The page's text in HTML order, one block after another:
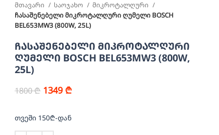
მთავარი საოჯახო
მიკროტალღური
ჩასაშენებელი მიკროტალღური ღუმელი BOSCH
BEL653MW3 (800W, 25L)
ჩასაშენებელი მიკროტალღური
ღუმელი BOSCH BEL653MW3 (800W,
25L)
1800₾ 1349 ₾
თვეში 150₾-დან